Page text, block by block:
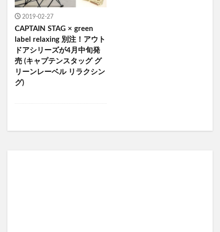
2019-02-27
CAPTAIN STAG × green
label relaxing 別注！アウト
ドアシリーズが4月中旬発
売 (キャプテンスタッグ グ
リーンレーベル リラクシン
グ)